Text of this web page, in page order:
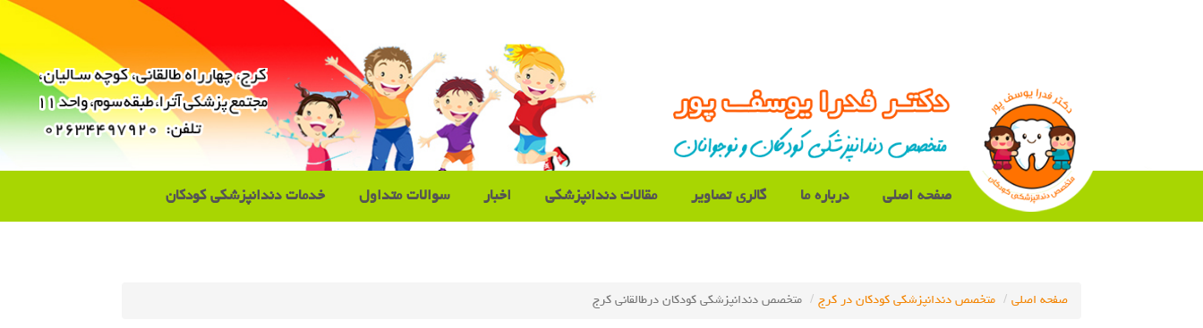
صفحه اصلی درباره ما گالری تصاویر مقالات دندانپزشکی اخبار سوالات متداول خدمات دندانپزشکی کودکان
صفحه اصلی متخصص دندانپزشکی کودکان در کرج متخصص دندانپزشکی کودکان درطالقانی کرج